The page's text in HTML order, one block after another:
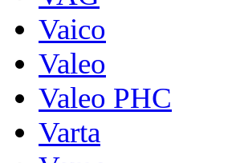
Vaico
Valeo
Valeo PHC
Varta